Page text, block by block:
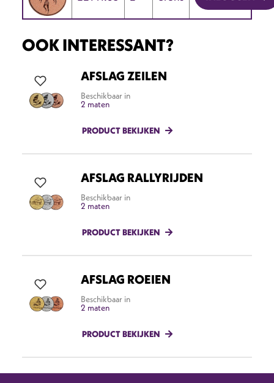
OOK INTERESSANT?
AFSLAG ZEILEN
Beschikbaar in
2 maten
PRODUCT BEKIJKEN
AFSLAG RALLYRIJDEN
Beschikbaar in
2 maten
PRODUCT BEKIJKEN
AFSLAG ROEIEN
Beschikbaar in
2 maten
PRODUCT BEKIJKEN